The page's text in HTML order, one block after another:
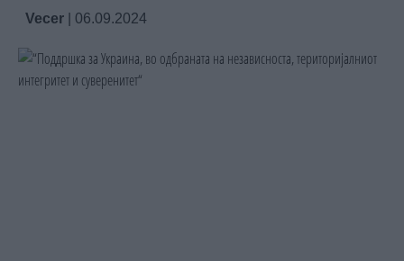
Vecer 06.09.2024